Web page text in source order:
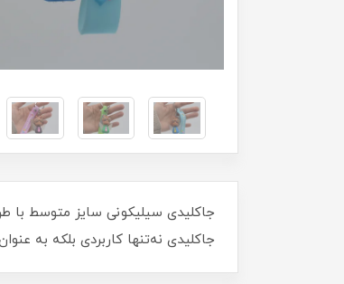
جاکلیدی سیلیکونی سایز متوسط با
جاکلیدی نه‌تنها کاربردی بلکه به